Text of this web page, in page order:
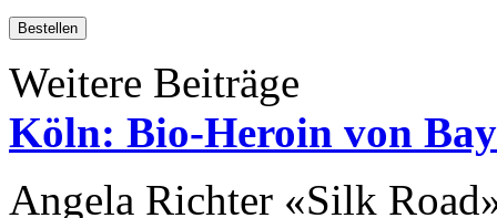
Bestellen
Weitere Beiträge
Köln: Bio-Heroin von
Angela Richter «Silk